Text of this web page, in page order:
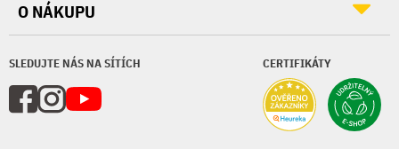
SLEDUJTE NÁS NA SÍTÍCH CERTIFIKÁTY
O NÁKUPU